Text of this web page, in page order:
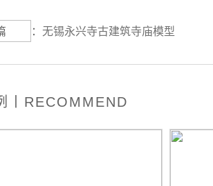
： 无锡永兴寺古建筑寺庙模型
丨RECOMMEND